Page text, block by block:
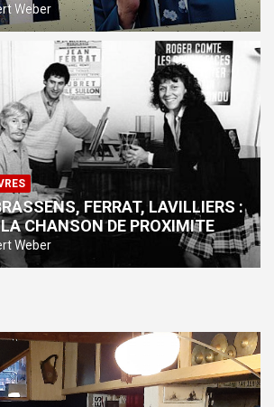
Weber
FERRAT, LAVILLIERS :
CHANSON DE PROXIMITE
Weber